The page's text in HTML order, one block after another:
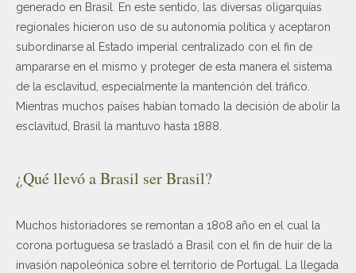
generado en Brasil. En este sentido, las diversas oligarquías
regionales hicieron uso de su autonomía política y aceptaron
subordinarse al Estado imperial centralizado con el fin de
ampararse en el mismo y proteger de esta manera el sistema
de la esclavitud, especialmente la mantención del tráfico.
Mientras muchos países habían tomado la decisión de abolir la
esclavitud, Brasil la mantuvo hasta 1888.
¿Qué llevó a Brasil ser Brasil?
Muchos historiadores se remontan a 1808 año en el cual la
corona portuguesa se trasladó a Brasil con el fin de huir de la
invasión napoleónica sobre el territorio de Portugal. La llegada